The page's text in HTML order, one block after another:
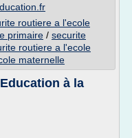
routiere a l'ecole
primaire / securite
routiere a l'ecole
maternelle
à la